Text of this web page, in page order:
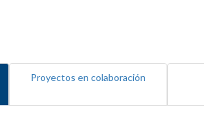
Proyectos en colaboración